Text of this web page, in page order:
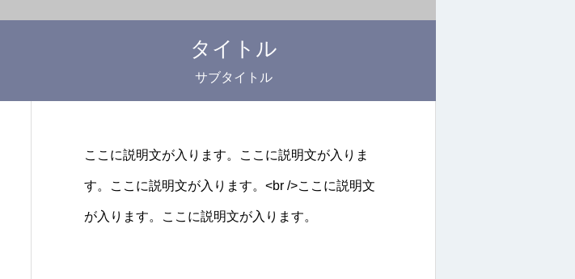
タイトル
サブタイトル
ここに説明文が入ります。ここに説明文が入りま
す。ここに説明文が入ります。<br />ここに説明文
が入ります。ここに説明文が入ります。